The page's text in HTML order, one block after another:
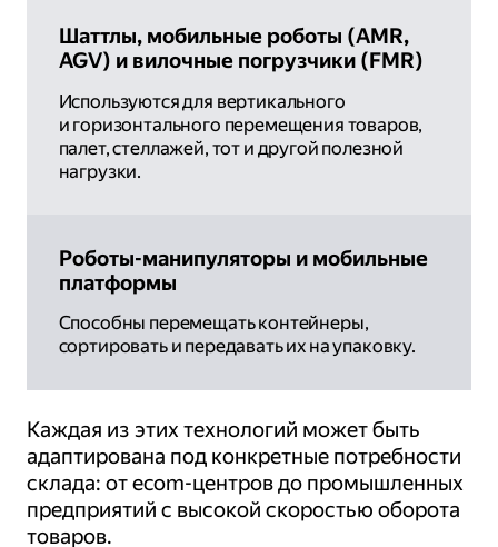
Шаттлы, мобильные роботы (AMR,
AGV) и вилочные погрузчики (FMR)
Используются для вертикального
и горизонтального перемещения товаров,
палет, стеллажей, тот и другой полезной
нагрузки.
Роботы-манипуляторы и мобильные
платформы
Способны перемещать контейнеры,
сортировать и передавать их на упаковку.
Каждая из этих технологий может быть
адаптирована под конкретные потребности
склада: от ecom-центров до промышленных
предприятий с высокой скоростью оборота
товаров.